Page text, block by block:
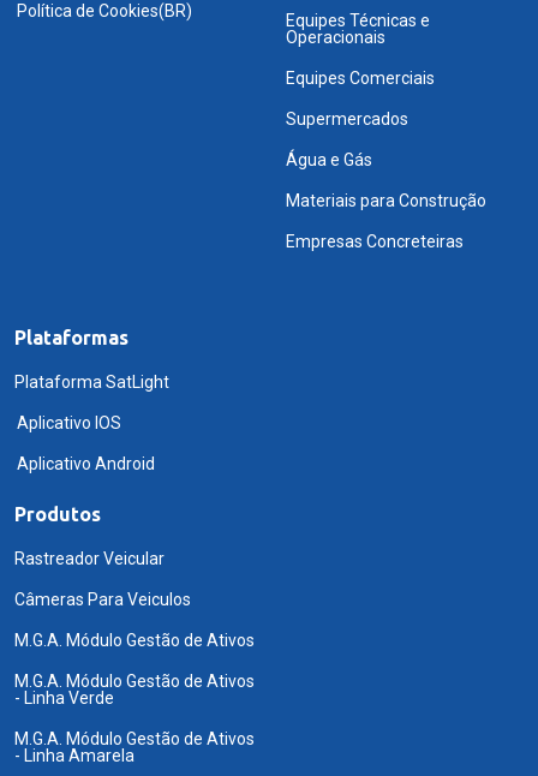
Política de Cookies(BR)
Equipes Técnicas e
Operacionais
Equipes Comerciais
Supermercados
Água e Gás
Materiais para Construção
Empresas Concreteiras
Plataformas
Plataforma SatLight
Aplicativo IOS
Aplicativo Android
Produtos
Rastreador Veicular
Câmeras Para Veiculos
M.G.A. Módulo Gestão de Ativos
M.G.A. Módulo Gestão de Ativos
- Linha Verde
M.G.A. Módulo Gestão de Ativos
- Linha Amarela